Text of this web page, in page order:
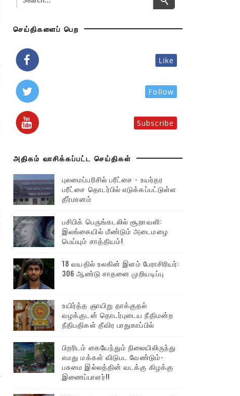
செய்திகளைப் பெற
Like
Follow
Subscribe
அதிகம் வாசிக்கப்பட்ட செய்திகள்
புலமைப்பரிசில் பரீட்சை - உயர்தர
பரீட்சை தொடர்பில் எடுக்கப்பட்டுள்ள
தீர்மானம்
பசிபிக் பெருங்கடலில் சூறாவளி:
இலங்கையில் மீண்டும் அடைமழை
பெய்யும் சாத்தியம்!
18 வயதில் உலகின் இளம் பேராசிரியர்:
306 ஆண்டு சாதனை முறியடிப்பு
உயிர்த்த ஞாயிறு தாக்குதல்
வழக்குடன் தொடர்புடைய நீதிமன்ற
நீதிபதிகள் தீவிர பாதுகாப்பில்
பிறரிடம் கையேந்தும் நிலையிலிருந்து
எமது மக்கள் விடுபட வேண்டும்-
பசுமை இல்லத்தின் வடக்கு கிழக்கு
இணைப்பாளர்!!